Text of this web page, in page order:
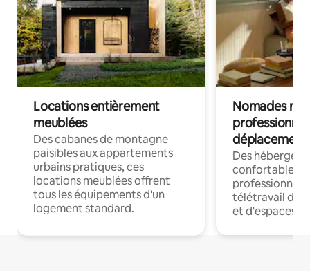
Locations entièrement
meublées
Des cabanes de montagne
paisibles aux appartements
urbains pratiques, ces
locations meublées offrent
tous les équipements d'un
logement standard.
Nomades
déplacement
Des
confortables
professionnels
télétravail
et d'espaces